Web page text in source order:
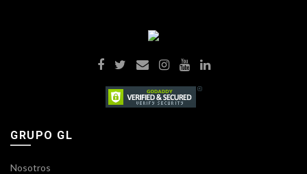
GRUPO GL
Nosotros